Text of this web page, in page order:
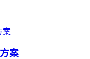
案